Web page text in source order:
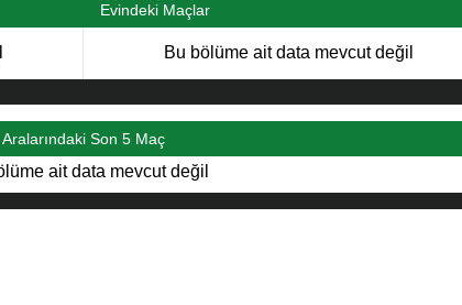
Evindeki Maçlar
Bu bölüme ait data mevcut değil
Aralarındaki Son 5 Maç
ait data mevcut değil